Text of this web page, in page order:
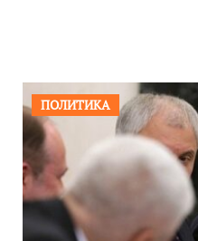
ПОЛИТИКА